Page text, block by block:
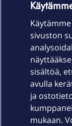
Laitteet &
Palvelut
sivuston
sisältöä,
avulla
ja
mukaan.